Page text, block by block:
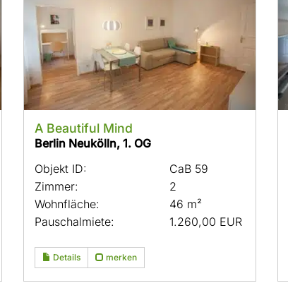
A Beautiful Mind
Berlin Neukölln, 1. OG
Objekt ID:
CaB 59
Zimmer:
2
Wohnfläche:
46 m²
Pauschalmiete:
1.260,00 EUR
Details merken